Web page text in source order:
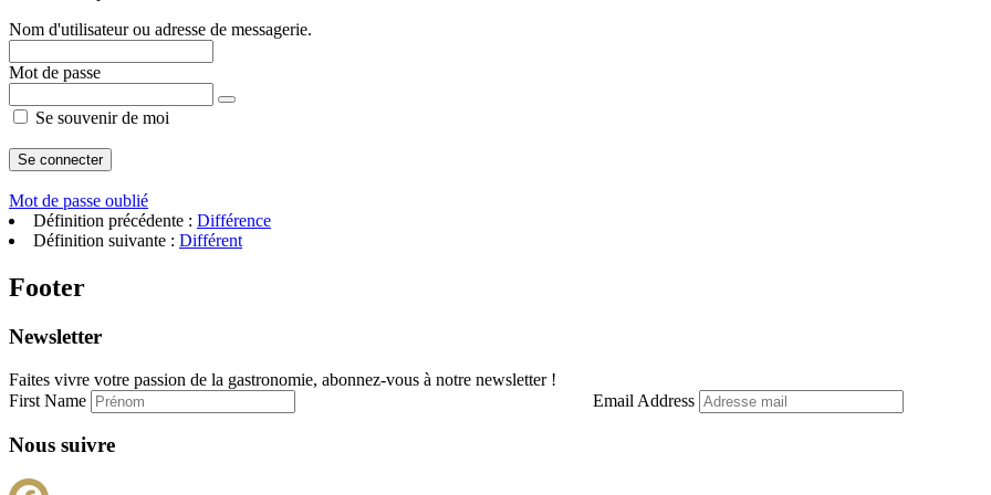
Nom d'utilisateur ou adresse de messagerie.
Mot de passe
Se souvenir de moi
Mot de passe oublié
Définition précédente : Différence
Définition suivante : Différent
Footer
Newsletter
Faites vivre votre passion de la gastronomie, abonnez-vous à notre newsletter !
First Name
Email Address
Nous suivre